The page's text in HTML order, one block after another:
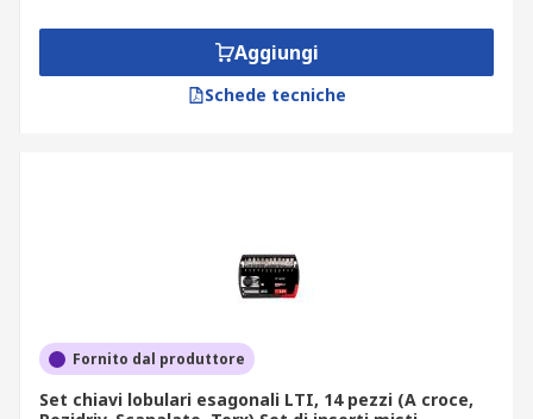
Aggiungi
Schede tecniche
Fornito dal produttore
Set chiavi lobulari esagonali LTI, 14 pezzi (A croce,